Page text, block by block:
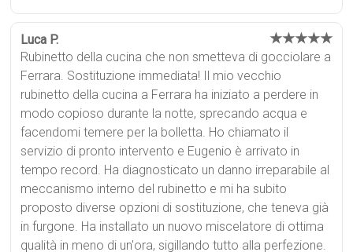
Luca P. ★★★★★
Rubinetto della cucina che non smetteva di gocciolare a
Ferrara. Sostituzione immediata! Il mio vecchio
rubinetto della cucina a Ferrara ha iniziato a perdere in
modo copioso durante la notte, sprecando acqua e
facendomi temere per la bolletta. Ho chiamato il
servizio di pronto intervento e Eugenio è arrivato in
tempo record. Ha diagnosticato un danno irreparabile al
meccanismo interno del rubinetto e mi ha subito
proposto diverse opzioni di sostituzione, che teneva già
in furgone. Ha installato un nuovo miscelatore di ottima
qualità in meno di un'ora, sigillando tutto alla perfezione.